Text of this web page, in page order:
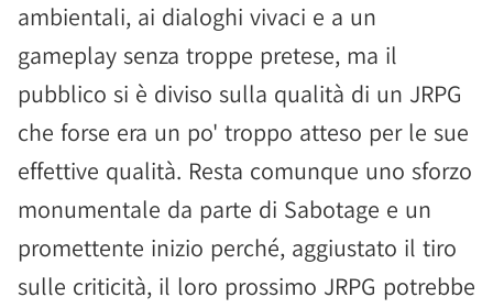
ambientali, ai dialoghi vivaci e a un
gameplay senza troppe pretese, ma il
pubblico si è diviso sulla qualità di un JRPG
che forse era un po' troppo atteso per le sue
effettive qualità. Resta comunque uno sforzo
monumentale da parte di Sabotage e un
promettente inizio perché, aggiustato il tiro
sulle criticità, il loro prossimo JRPG potrebbe